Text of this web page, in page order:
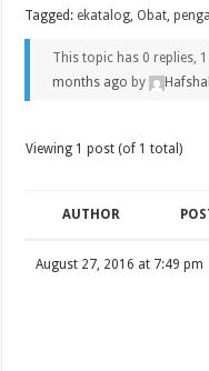
Tagged: ekatalog, Obat,
This topic has 0 replies,
months ago by
Viewing 1 post (of 1 total)
AUTHOR
August 27, 2016 at 7:49 pm